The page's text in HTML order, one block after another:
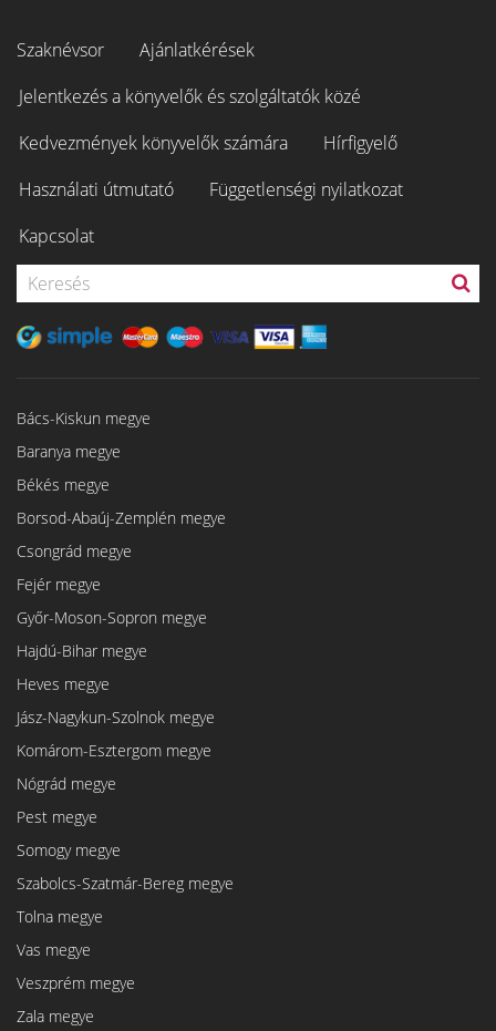
Szaknévsor
Ajánlatkérések
Jelentkezés a könyvelők és szolgáltatók közé
Kedvezmények könyvelők számára
Hírfigyelő
Használati útmutató
Függetlenségi nyilatkozat
Kapcsolat
Bács-Kiskun megye
Baranya megye
Békés megye
Borsod-Abaúj-Zemplén megye
Csongrád megye
Fejér megye
Győr-Moson-Sopron megye
Hajdú-Bihar megye
Heves megye
Jász-Nagykun-Szolnok megye
Komárom-Esztergom megye
Nógrád megye
Pest megye
Somogy megye
Szabolcs-Szatmár-Bereg megye
Tolna megye
Vas megye
Veszprém megye
Zala megye